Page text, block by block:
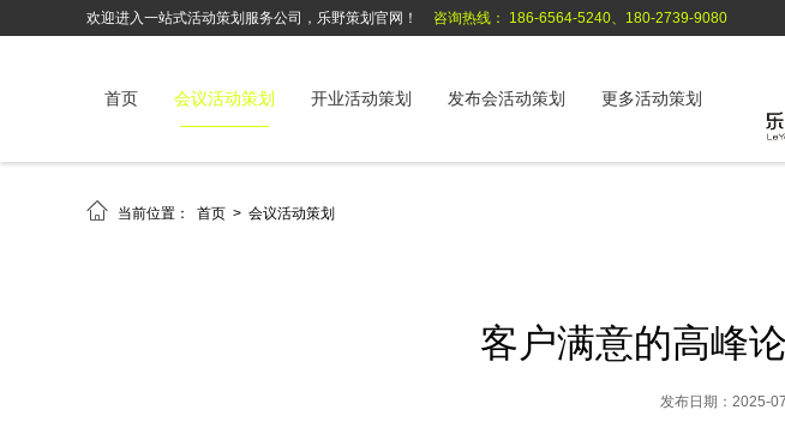
欢迎进入一站式活动策划服务公司，乐野策划官网！ 咨询热线： 186-6564-5240、180-2739-9080
首页 会议活动策划 开业活动策划 发布会活动策划 更多活动策划
 当前位置： 首页 > 会议活动策划
客户满意的高峰
发布日期：2025-